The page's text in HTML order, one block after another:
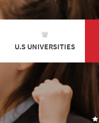
U.S UNIVERSITIES